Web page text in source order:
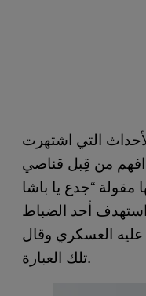
التي اشتهرت
من قِبل قناصي
مقولة “جدع يا باشا
أحد الضباط
عليه العسكري وقال
تلك العبارة.